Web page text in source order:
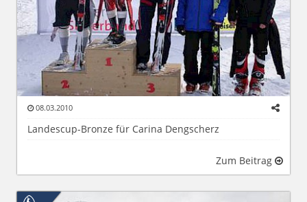
08.03.2010
Landescup-Bronze für Carina Dengscherz
Zum Beitrag